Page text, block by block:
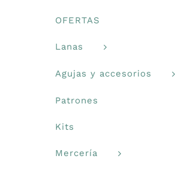
OFERTAS
Lanas
Agujas y accesorios
Patrones
Kits
Mercería